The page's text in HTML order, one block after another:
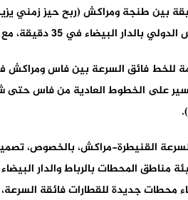
وساعتين و40 دقيقة بين طنجة ومراكش
35 دقيقة، مع ربط كذلك بالملعب الجديد لبنسليمان.
على الخطوط العادية من فاس حتى
القنيطرة-مراكش، بالخصوص،
مناطق المحطات بالرباط والدار
محطات جديدة للقطارات فائقة